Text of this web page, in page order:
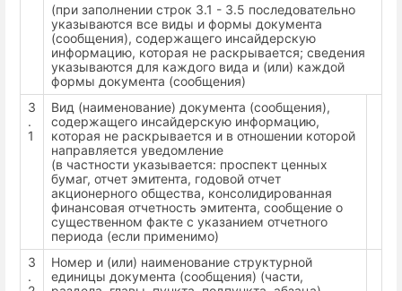
(при заполнении строк 3.1 - 3.5 последовательно
указываются все виды и формы документа
(сообщения), содержащего инсайдерскую
информацию, которая не раскрывается; сведения
указываются для каждого вида и (или) каждой
формы документа (сообщения)
3
.
1
Вид (наименование) документа (сообщения),
содержащего инсайдерскую информацию,
которая не раскрывается и в отношении которой
направляется уведомление
(в частности указывается: проспект ценных
бумаг, отчет эмитента, годовой отчет
акционерного общества, консолидированная
финансовая отчетность эмитента, сообщение о
существенном факте с указанием отчетного
периода (если применимо)
3
.
Номер и (или) наименование структурной
единицы документа (сообщения) (части,